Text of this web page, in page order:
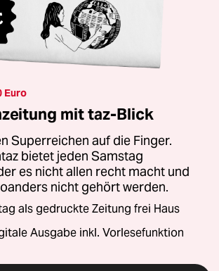
Euro
mit taz-Blick
Superreichen auf die Finger.
bietet jeden Samstag
es nicht allen recht macht und
nicht gehört werden.
als gedruckte Zeitung frei Haus
Ausgabe inkl. Vorlesefunktion